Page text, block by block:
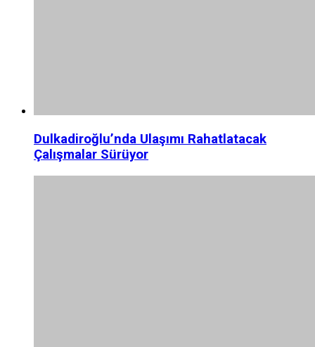
Dulkadiroğlu’nda Ulaşımı Rahatlatacak
Çalışmalar Sürüyor